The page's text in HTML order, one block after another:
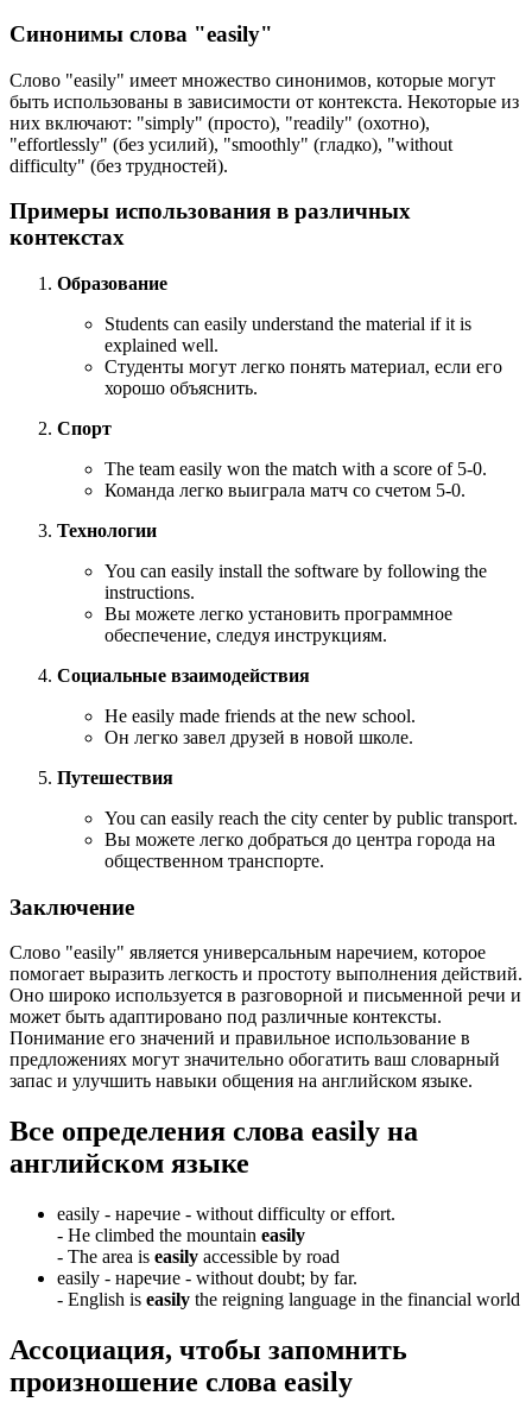
Синонимы слова "easily"
Слово "easily" имеет множество синонимов, которые могут
быть использованы в зависимости от контекста. Некоторые из
них включают: "simply" (просто), "readily" (охотно),
"effortlessly" (без усилий), "smoothly" (гладко), "without
difficulty" (без трудностей).
Примеры использования в различных
контекстах
Образование
Students can easily understand the material if it is
explained well.
Студенты могут легко понять материал, если его
хорошо объяснить.
Спорт
The team easily won the match with a score of 5-0.
Команда легко выиграла матч со счетом 5-0.
Технологии
You can easily install the software by following the
instructions.
Вы можете легко установить программное
обеспечение, следуя инструкциям.
Социальные взаимодействия
He easily made friends at the new school.
Он легко завел друзей в новой школе.
Путешествия
You can easily reach the city center by public transport.
Вы можете легко добраться до центра города на
общественном транспорте.
Заключение
Слово "easily" является универсальным наречием, которое
помогает выразить легкость и простоту выполнения действий.
Оно широко используется в разговорной и письменной речи и
может быть адаптировано под различные контексты.
Понимание его значений и правильное использование в
предложениях могут значительно обогатить ваш словарный
запас и улучшить навыки общения на английском языке.
Все определения слова easily на
английском языке
easily - наречие - without difficulty or effort.
- He climbed the mountain easily
- The area is easily accessible by road
easily - наречие - without doubt; by far.
- English is easily the reigning language in the financial world
Ассоциация, чтобы запомнить
произношение слова easily